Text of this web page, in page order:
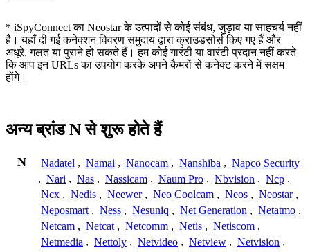
* iSpyConnect का Neostar के उत्पादों से कोई संबंध, जुड़ाव या साहचर्य नहीं
है। यहाँ दी गई कनेक्शन विवरण समुदाय द्वारा क्राउडसोर्स किए गए हैं और
अधूरे, गलत या पुराने हो सकते हैं। हम कोई गारंटी या वारंटी प्रदान नहीं करते
कि आप इन URLs का उपयोग करके अपने कैमरों से कनेक्ट करने में सक्षम
होंगे।
अन्य ब्रांड N से शुरू होते हैं
N Nadatel , Namai , Nanocam , Nanshiba , Napco Security
, Nari , Nas , Nassicam , Naum Pro , Nbvision , Ncp ,
Ncx , Nedis , Neewer , Neo Coolcam , Neos , Neostar ,
Neposmart , Ness , Nesuniq , Net Generation , Netatmo ,
Netcam , Netcat , Netcomm , Netis , Netiscom ,
Netmedia , Nettoly , Netvideo , Netview , Netvision ,